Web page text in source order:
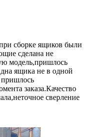
сборке ящиков были
сделана не
модель,пришлось
дна ящика не в одной
пришлось
заказа.Качество
сверление